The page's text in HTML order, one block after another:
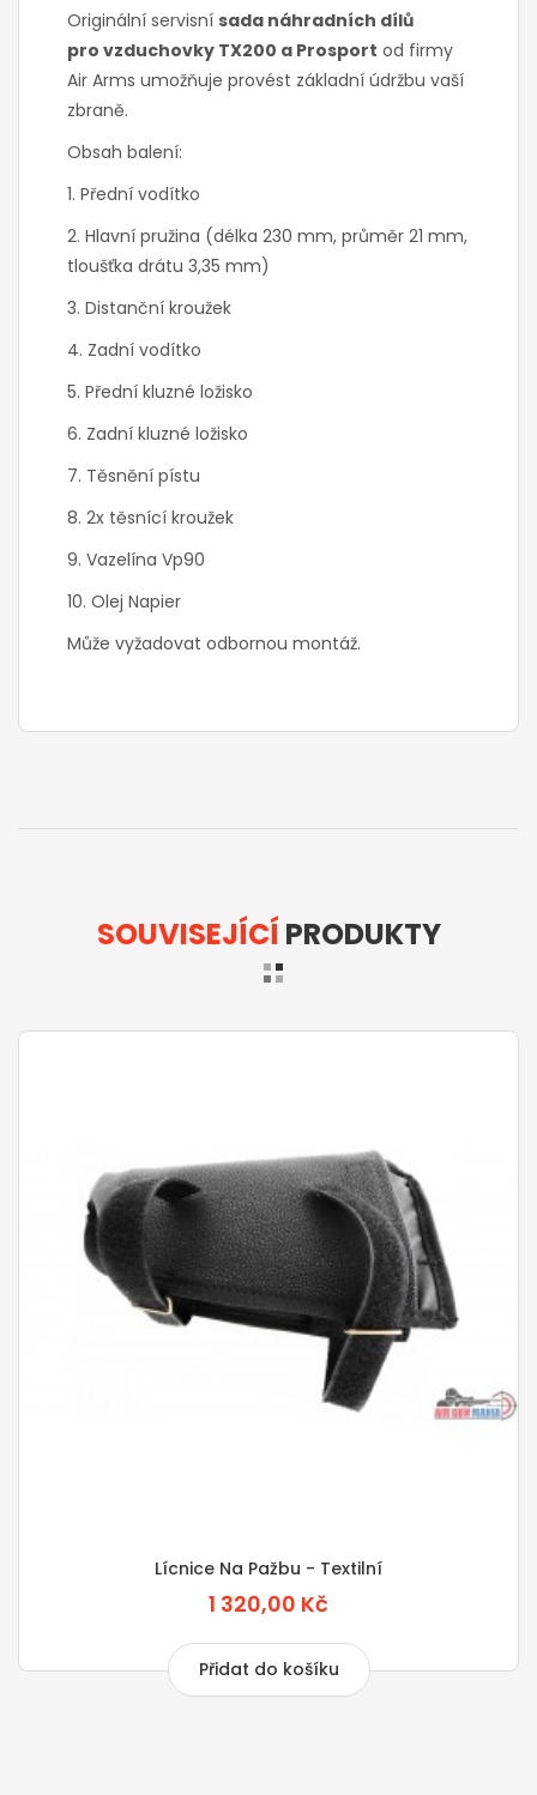
Originální servisní sada náhradních dílů
pro vzduchovky TX200 a Prosport od firmy
Air Arms umožňuje provést základní údržbu vaší
zbraně.
Obsah balení:
1. Přední vodítko
2. Hlavní pružina (délka 230 mm, průměr 21 mm,
tloušťka drátu 3,35 mm)
3. Distanční kroužek
4. Zadní vodítko
5. Přední kluzné ložisko
6. Zadní kluzné ložisko
7. Těsnění pístu
8. 2x těsnící kroužek
9. Vazelína Vp90
10. Olej Napier
Může vyžadovat odbornou montáž.
SOUVISEJÍCÍ PRODUKTY
Lícnice Na Pažbu - Textilní
1 320,00 Kč
Přidat do košíku